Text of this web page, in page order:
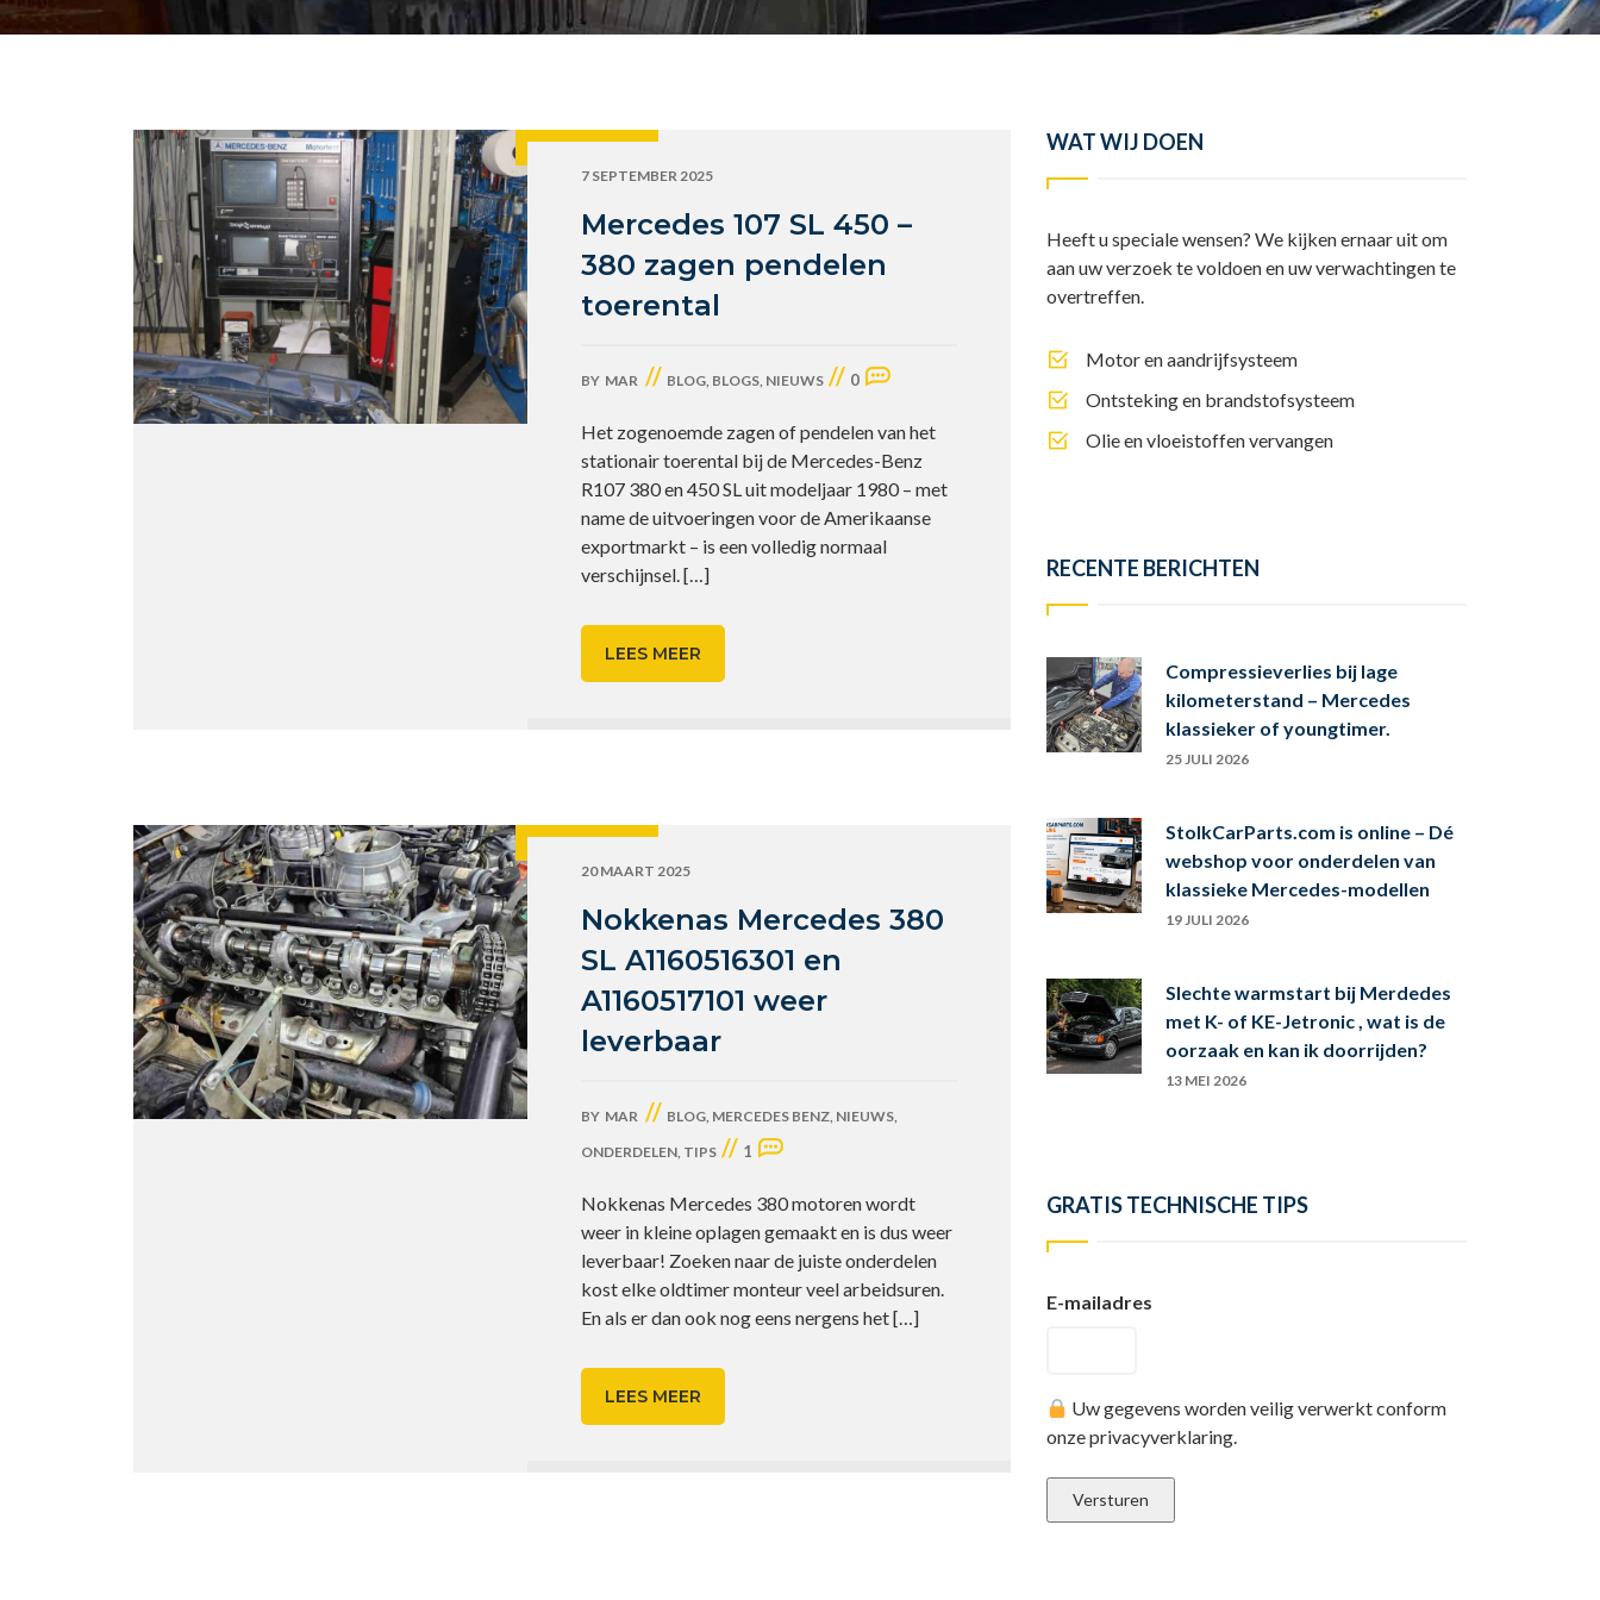
7 SEPTEMBER 2025
Mercedes 107 SL 450 –
380 zagen pendelen
toerental
BY MAR // BLOG, BLOGS, NIEUWS // 0
Het zogenoemde zagen of pendelen van het
stationair toerental bij de Mercedes-Benz
R107 380 en 450 SL uit modeljaar 1980 – met
name de uitvoeringen voor de Amerikaanse
exportmarkt – is een volledig normaal
verschijnsel.[…]
LEES MEER
20 MAART 2025
Nokkenas Mercedes 380
SL A1160516301 en
A1160517101 weer
leverbaar
BY MAR // BLOG, MERCEDES BENZ, NIEUWS,
ONDERDELEN, TIPS // 1
Nokkenas Mercedes 380 motoren wordt
weer in kleine oplagen gemaakt en is dus weer
leverbaar! Zoeken naar de juiste onderdelen
kost elke oldtimer monteur veel arbeidsuren.
En als er dan ook nog eens nergens het[…]
LEES MEER
WAT WIJ DOEN
Heeft u speciale wensen? We kijken ernaar uit om
aan uw verzoek te voldoen en uw verwachtingen te
overtreffen.
Motor en aandrijfsysteem
Ontsteking en brandstofsysteem
Olie en vloeistoffen vervangen
RECENTE BERICHTEN
Compressieverlies bij lage
kilometerstand – Mercedes
klassieker of youngtimer.
25 JULI 2026
StolkCarParts.com is online – Dé
webshop voor onderdelen van
klassieke Mercedes-modellen
19 JULI 2026
Slechte warmstart bij Merdedes
met K- of KE-Jetronic , wat is de
oorzaak en kan ik doorrijden?
13 MEI 2026
GRATIS TECHNISCHE TIPS
E-mailadres
Uw gegevens worden veilig verwerkt conform
onze privacyverklaring.
I
A
L
l